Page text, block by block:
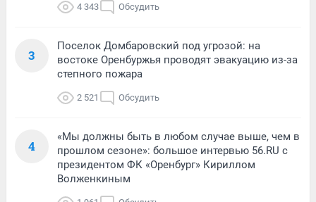
4 343 Обсудить
3
Поселок Домбаровский под угрозой: на
востоке Оренбуржья проводят эвакуацию из-за
степного пожара
2 521 Обсудить
4
«Мы должны быть в любом случае выше, чем в
прошлом сезоне»: большое интервью 56.RU с
президентом ФК «Оренбург» Кириллом
Волженкиным